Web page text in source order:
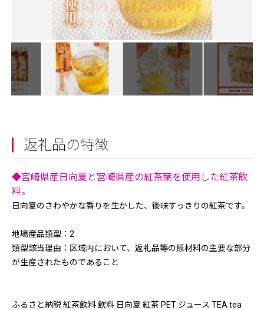
返礼品の特徴
◆宮崎県産日向夏と宮崎県産の紅茶葉を使用した紅茶飲
料。
日向夏のさわやかな香りを生かした、後味すっきりの紅茶です。
地場産品類型：2
類型該当理由：区域内において、返礼品等の原材料の主要な部分
が生産されたものであること
ふるさと納税 紅茶飲料 飲料 日向夏 紅茶 PET ジュース TEA tea